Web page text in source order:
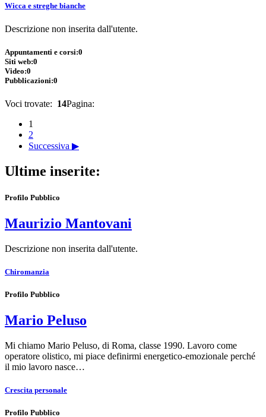
Wicca e streghe bianche
Descrizione non inserita dall'utente.
Appuntamenti e corsi:0
Siti web:0
Video:0
Pubblicazioni:0
Voci trovate: 14Pagina:
1
2
Successiva ▶
Ultime inserite:
Profilo Pubblico
Maurizio Mantovani
Descrizione non inserita dall'utente.
Chiromanzia
Profilo Pubblico
Mario Peluso
Mi chiamo Mario Peluso, di Roma, classe 1990. Lavoro come
operatore olistico, mi piace definirmi energetico-emozionale perché
il mio lavoro nasce…
Crescita personale
Profilo Pubblico